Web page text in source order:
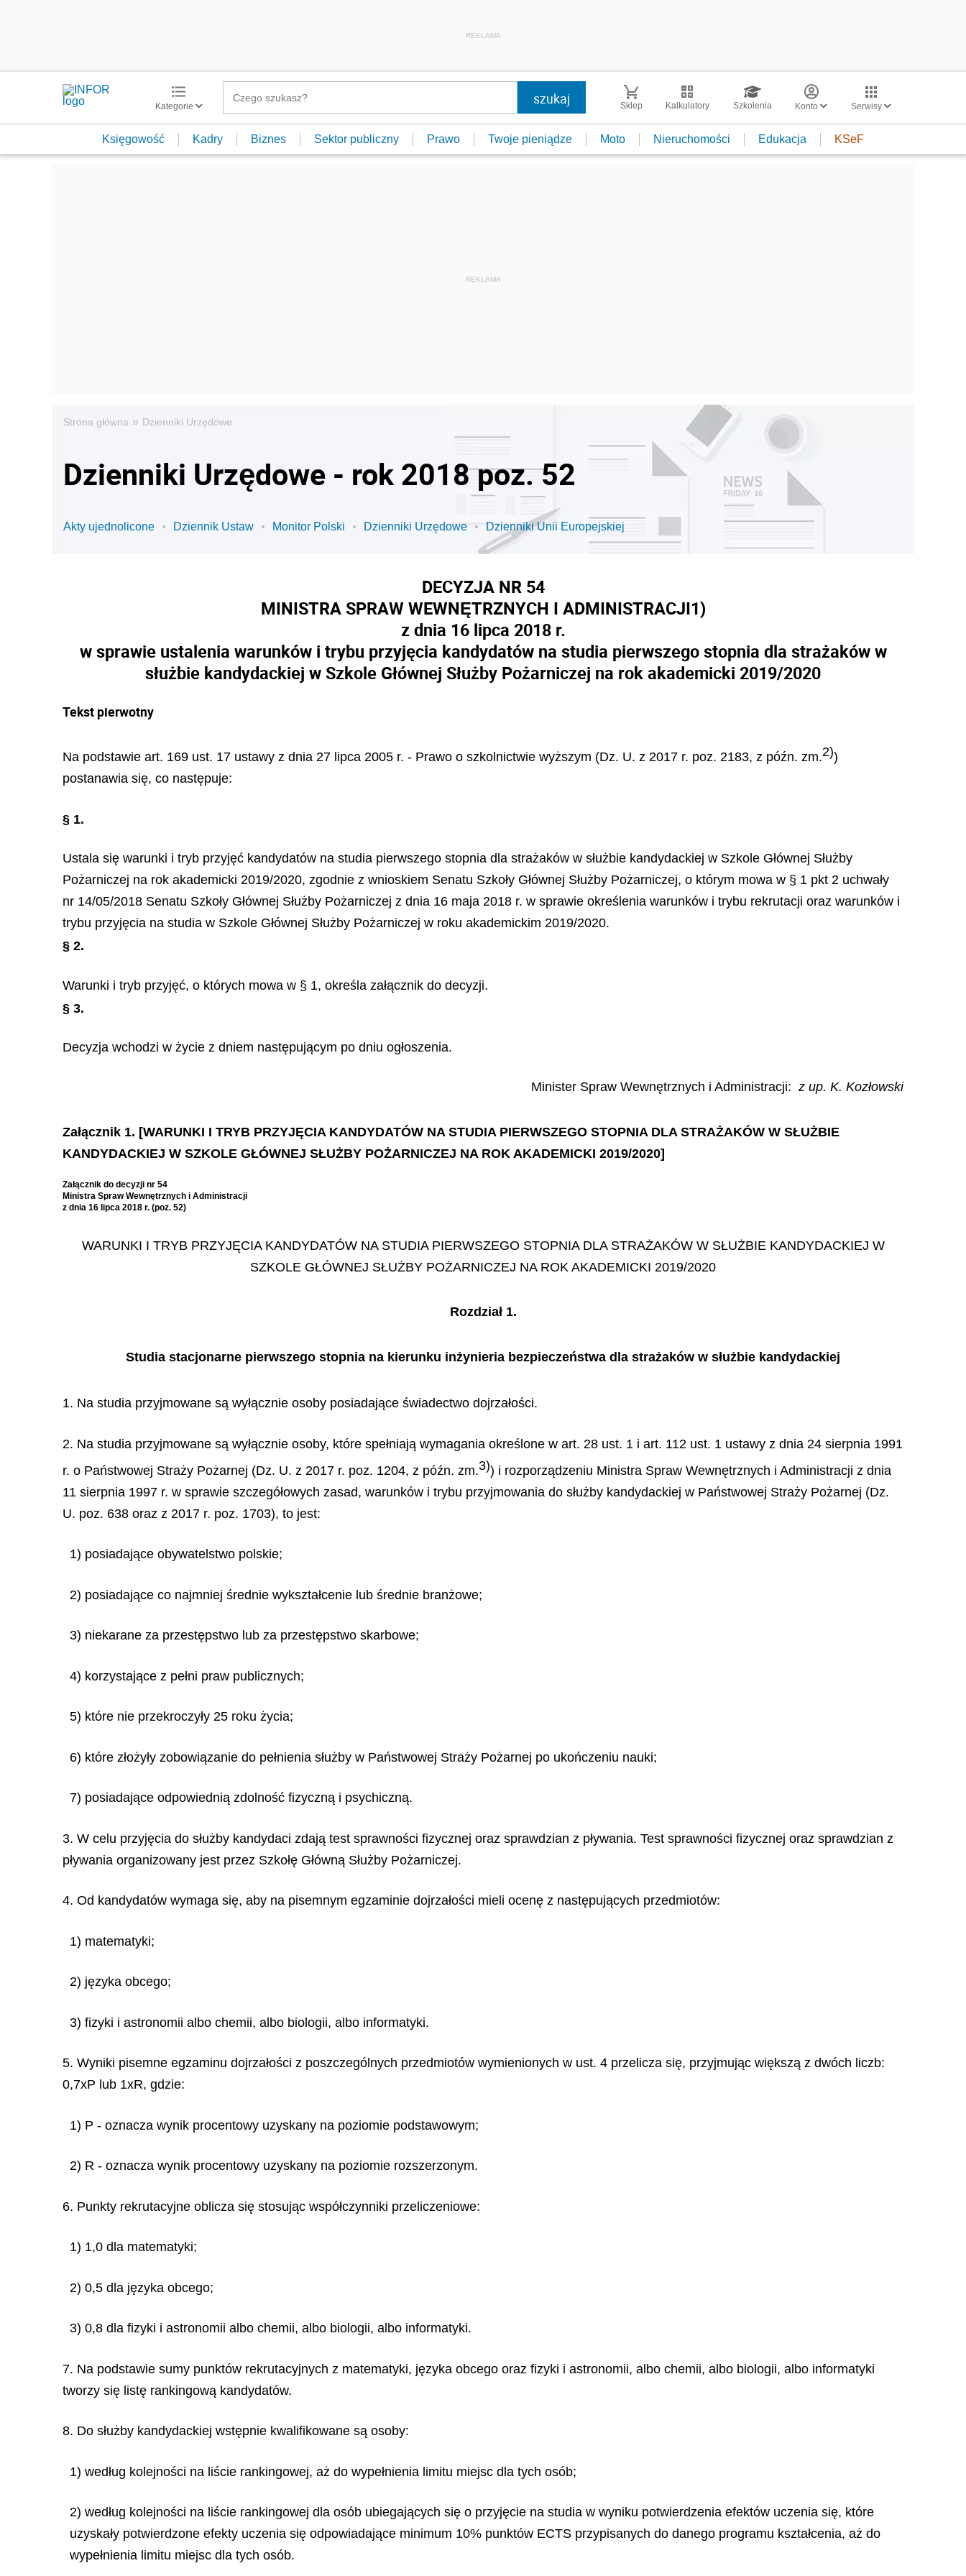
REKLAMA
Kategorie Sklep Kalkulatory Szkolenia Konto Serwisy
Księgowość Kadry Biznes Sektor publiczny Prawo Twoje pieniądze Moto Nieruchomości Edukacja KSeF
Strona główna » Dzienniki Urzędowe
Dzienniki Urzędowe - rok 2018 poz. 52
Akty ujednolicone Dziennik Ustaw Monitor Polski Dzienniki Urzędowe Dzienniki Unii Europejskiej
DECYZJA NR 54
MINISTRA SPRAW WEWNĘTRZNYCH I ADMINISTRACJI1)
z dnia 16 lipca 2018 r.
w sprawie ustalenia warunków i trybu przyjęcia kandydatów na studia pierwszego stopnia dla strażaków w
służbie kandydackiej w Szkole Głównej Służby Pożarniczej na rok akademicki 2019/2020
Tekst pierwotny
Na podstawie art. 169 ust. 17 ustawy z dnia 27 lipca 2005 r. - Prawo o szkolnictwie wyższym (Dz. U. z 2017 r. poz. 2183, z późn. zm.2))
postanawia się, co następuje:
§ 1.
Ustala się warunki i tryb przyjęć kandydatów na studia pierwszego stopnia dla strażaków w służbie kandydackiej w Szkole Głównej Służby
Pożarniczej na rok akademicki 2019/2020, zgodnie z wnioskiem Senatu Szkoły Głównej Służby Pożarniczej, o którym mowa w § 1 pkt 2 uchwały
nr 14/05/2018 Senatu Szkoły Głównej Służby Pożarniczej z dnia 16 maja 2018 r. w sprawie określenia warunków i trybu rekrutacji oraz warunków i
trybu przyjęcia na studia w Szkole Głównej Służby Pożarniczej w roku akademickim 2019/2020.
§ 2.
Warunki i tryb przyjęć, o których mowa w § 1, określa załącznik do decyzji.
§ 3.
Decyzja wchodzi w życie z dniem następującym po dniu ogłoszenia.
Minister Spraw Wewnętrznych i Administracji: z up. K. Kozłowski
Załącznik 1. [WARUNKI I TRYB PRZYJĘCIA KANDYDATÓW NA STUDIA PIERWSZEGO STOPNIA DLA STRAŻAKÓW W SŁUŻBIE
KANDYDACKIEJ W SZKOLE GŁÓWNEJ SŁUŻBY POŻARNICZEJ NA ROK AKADEMICKI 2019/2020]
Załącznik do decyzji nr 54
Ministra Spraw Wewnętrznych i Administracji
z dnia 16 lipca 2018 r. (poz. 52)
WARUNKI I TRYB PRZYJĘCIA KANDYDATÓW NA STUDIA PIERWSZEGO STOPNIA DLA STRAŻAKÓW W SŁUŻBIE KANDYDACKIEJ W
SZKOLE GŁÓWNEJ SŁUŻBY POŻARNICZEJ NA ROK AKADEMICKI 2019/2020
Rozdział 1.
Studia stacjonarne pierwszego stopnia na kierunku inżynieria bezpieczeństwa dla strażaków w służbie kandydackiej
1. Na studia przyjmowane są wyłącznie osoby posiadające świadectwo dojrzałości.
2. Na studia przyjmowane są wyłącznie osoby, które spełniają wymagania określone w art. 28 ust. 1 i art. 112 ust. 1 ustawy z dnia 24 sierpnia 1991
r. o Państwowej Straży Pożarnej (Dz. U. z 2017 r. poz. 1204, z późn. zm.3)) i rozporządzeniu Ministra Spraw Wewnętrznych i Administracji z dnia
11 sierpnia 1997 r. w sprawie szczegółowych zasad, warunków i trybu przyjmowania do służby kandydackiej w Państwowej Straży Pożarnej (Dz.
U. poz. 638 oraz z 2017 r. poz. 1703), to jest:
1) posiadające obywatelstwo polskie;
2) posiadające co najmniej średnie wykształcenie lub średnie branżowe;
3) niekarane za przestępstwo lub za przestępstwo skarbowe;
4) korzystające z pełni praw publicznych;
5) które nie przekroczyły 25 roku życia;
6) które złożyły zobowiązanie do pełnienia służby w Państwowej Straży Pożarnej po ukończeniu nauki;
7) posiadające odpowiednią zdolność fizyczną i psychiczną.
3. W celu przyjęcia do służby kandydaci zdają test sprawności fizycznej oraz sprawdzian z pływania. Test sprawności fizycznej oraz sprawdzian z
pływania organizowany jest przez Szkołę Główną Służby Pożarniczej.
4. Od kandydatów wymaga się, aby na pisemnym egzaminie dojrzałości mieli ocenę z następujących przedmiotów:
1) matematyki;
2) języka obcego;
3) fizyki i astronomii albo chemii, albo biologii, albo informatyki.
5. Wyniki pisemne egzaminu dojrzałości z poszczególnych przedmiotów wymienionych w ust. 4 przelicza się, przyjmując większą z dwóch liczb:
0,7xP lub 1xR, gdzie:
1) P - oznacza wynik procentowy uzyskany na poziomie podstawowym;
2) R - oznacza wynik procentowy uzyskany na poziomie rozszerzonym.
6. Punkty rekrutacyjne oblicza się stosując współczynniki przeliczeniowe:
1) 1,0 dla matematyki;
2) 0,5 dla języka obcego;
3) 0,8 dla fizyki i astronomii albo chemii, albo biologii, albo informatyki.
7. Na podstawie sumy punktów rekrutacyjnych z matematyki, języka obcego oraz fizyki i astronomii, albo chemii, albo biologii, albo informatyki
tworzy się listę rankingową kandydatów.
8. Do służby kandydackiej wstępnie kwalifikowane są osoby:
1) według kolejności na liście rankingowej, aż do wypełnienia limitu miejsc dla tych osób;
2) według kolejności na liście rankingowej dla osób ubiegających się o przyjęcie na studia w wyniku potwierdzenia efektów uczenia się, które
uzyskały potwierdzone efekty uczenia się odpowiadające minimum 10% punktów ECTS przypisanych do danego programu kształcenia, aż do
wypełnienia limitu miejsc dla tych osób.